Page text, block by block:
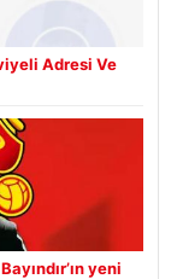
Adresi Ve
yeni